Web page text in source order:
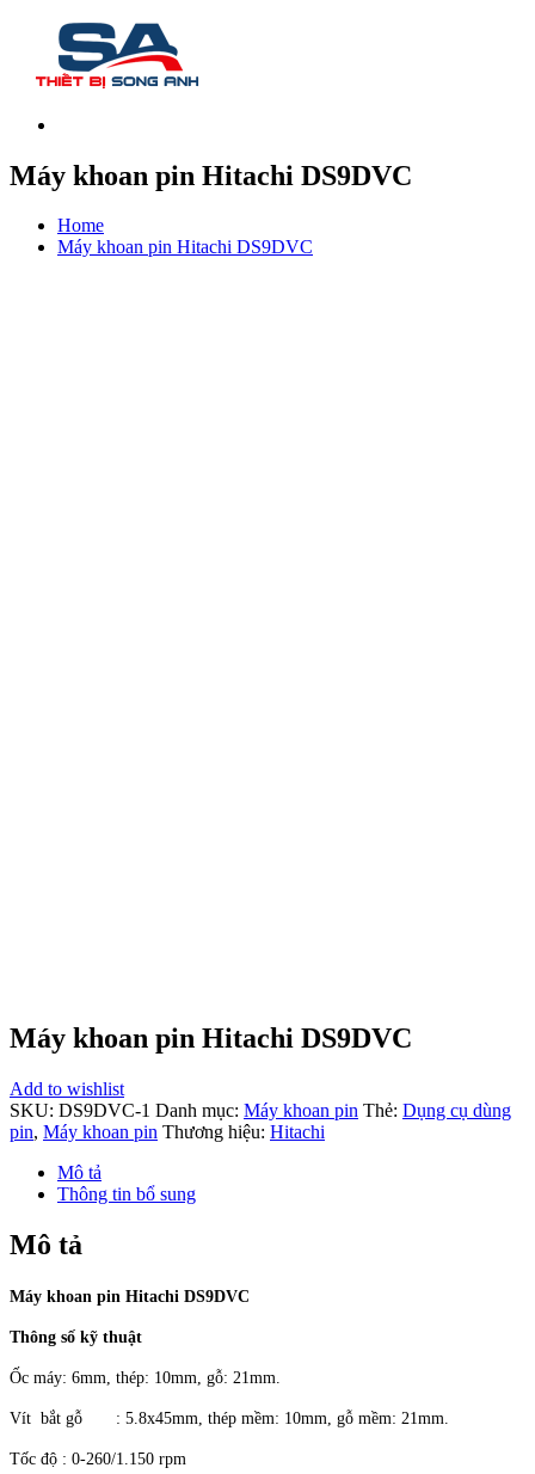
Máy khoan pin Hitachi DS9DVC
Home
Máy khoan pin Hitachi DS9DVC
Máy khoan pin Hitachi DS9DVC
Add to wishlist
SKU: DS9DVC-1 Danh mục: Máy khoan pin Thẻ: Dụng cụ dùng
pin, Máy khoan pin Thương hiệu: Hitachi
Mô tả
Thông tin bổ sung
Mô tả
Máy khoan pin Hitachi DS9DVC
Thông số kỹ thuật
Ốc máy: 6mm, thép: 10mm, gỗ: 21mm.
Vít bắt gỗ : 5.8x45mm, thép mềm: 10mm, gỗ mềm: 21mm.
Tốc độ : 0-260/1.150 rpm